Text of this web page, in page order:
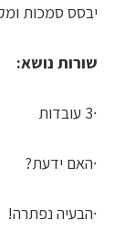
יבסס סמכות
שורות נושא:
∙3 עובדות
∙האם ידעת?
∙הבעיה נפתרה!